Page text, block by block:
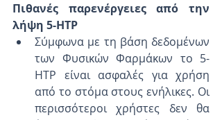
Πιθανές παρενέργειες από την
λήψη 5-HTP
Σύμφωνα με τη βάση δεδομένων
των Φυσικών Φαρμάκων το 5-
HTP είναι ασφαλές για χρήση
από το στόμα στους ενήλικες. Οι
περισσότεροι χρήστες δεν θα